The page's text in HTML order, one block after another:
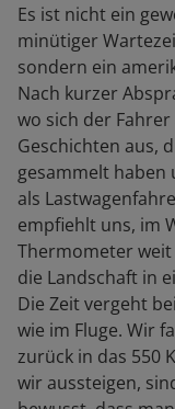
Es ist nicht ein
minütiger
sondern ein
Nach kurzer
wo sich der
Geschichten aus,
gesammelt haben
als
empfiehlt uns, im
Thermometer weit
die Landschaft in
Die Zeit vergeht
wie im Fluge. Wir
zurück in das 550
wir aussteigen,